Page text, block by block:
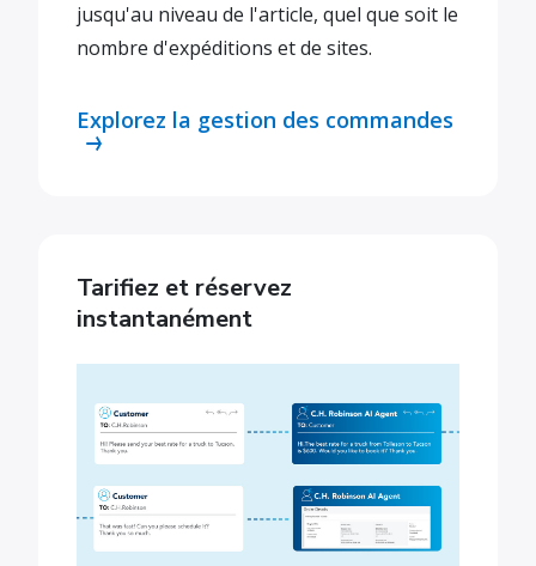
jusqu'au niveau de l'article, quel que soit le
nombre d'expéditions et de sites.
Explorez la gestion des commandes
Tarifiez et réservez
instantanément